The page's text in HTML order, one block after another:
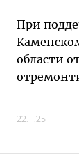
При
области
22.11.25